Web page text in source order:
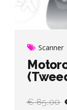
Scanner
€85,00